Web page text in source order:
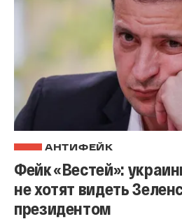
АНТИФЕЙК
Фейк «Вестей»:
не хотят видеть
президентом